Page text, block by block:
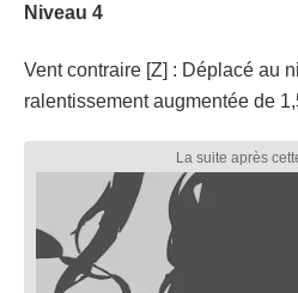
Niveau 4
Vent contraire [Z] : Déplacé au
ralentissement augmentée de